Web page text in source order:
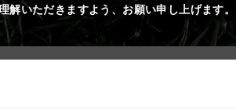
いただきますよう、お願い申し上げます。